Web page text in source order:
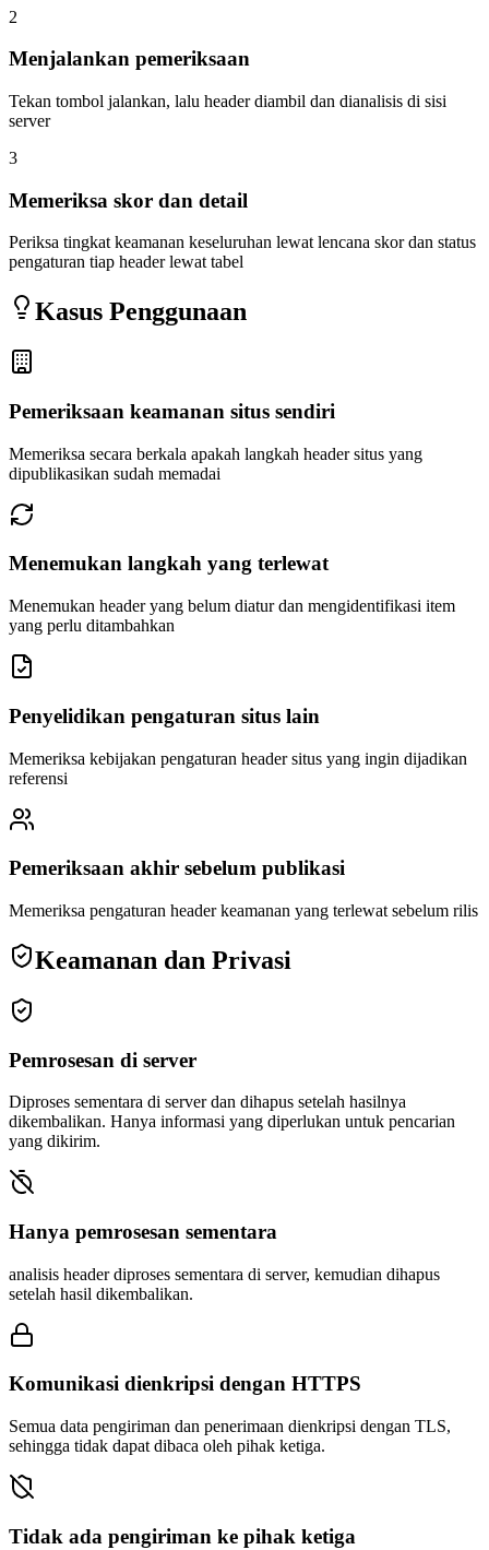
2
Menjalankan pemeriksaan
Tekan tombol jalankan, lalu header diambil dan dianalisis di sisi
server
3
Memeriksa skor dan detail
Periksa tingkat keamanan keseluruhan lewat lencana skor dan status
pengaturan tiap header lewat tabel
Kasus Penggunaan
Pemeriksaan keamanan situs sendiri
Memeriksa secara berkala apakah langkah header situs yang
dipublikasikan sudah memadai
Menemukan langkah yang terlewat
Menemukan header yang belum diatur dan mengidentifikasi item
yang perlu ditambahkan
Penyelidikan pengaturan situs lain
Memeriksa kebijakan pengaturan header situs yang ingin dijadikan
referensi
Pemeriksaan akhir sebelum publikasi
Memeriksa pengaturan header keamanan yang terlewat sebelum rilis
Keamanan dan Privasi
Pemrosesan di server
Diproses sementara di server dan dihapus setelah hasilnya
dikembalikan. Hanya informasi yang diperlukan untuk pencarian
yang dikirim.
Hanya pemrosesan sementara
analisis header diproses sementara di server, kemudian dihapus
setelah hasil dikembalikan.
Komunikasi dienkripsi dengan HTTPS
Semua data pengiriman dan penerimaan dienkripsi dengan TLS,
sehingga tidak dapat dibaca oleh pihak ketiga.
Tidak ada pengiriman ke pihak ketiga